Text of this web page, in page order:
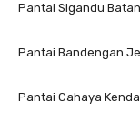
Pantai Sigandu
Pantai Bandengan
Pantai Cahaya